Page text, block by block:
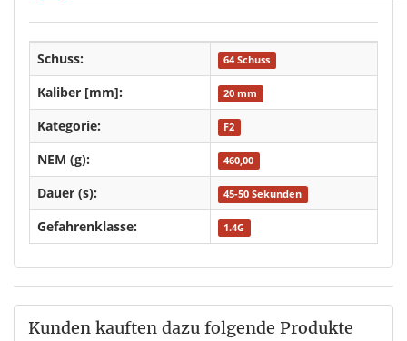
Schuss: 64 Schuss
Kaliber [mm]: 20 mm
Kategorie: F2
NEM (g): 460,00
Dauer (s): 45-50 Sekunden
Gefahrenklasse: 1.4G
Kunden kauften dazu folgende Produkte